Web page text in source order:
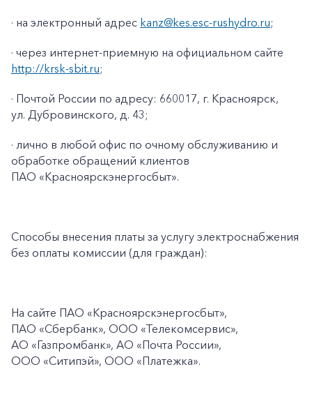
· на электронный адрес kanz@kes.esc-rushydro.ru;
· через интернет-приемную на официальном сайте
http://krsk-sbit.ru;
· Почтой России по адресу: 660017, г. Красноярск,
ул. Дубровинского, д. 43;
· лично в любой офис по очному обслуживанию и
обработке обращений клиентов
ПАО «Красноярскэнергосбыт».
Способы внесения платы за услугу электроснабжения
без оплаты комиссии (для граждан):
На сайте ПАО «Красноярскэнергосбыт»,
ПАО «Сбербанк», ООО «Телекомсервис»,
АО «Газпромбанк», АО «Почта России»,
ООО «Ситипэй», ООО «Платежка».